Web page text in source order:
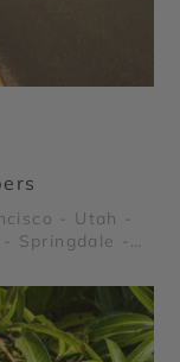
- Utah -
Springdale -
66 - Kingman